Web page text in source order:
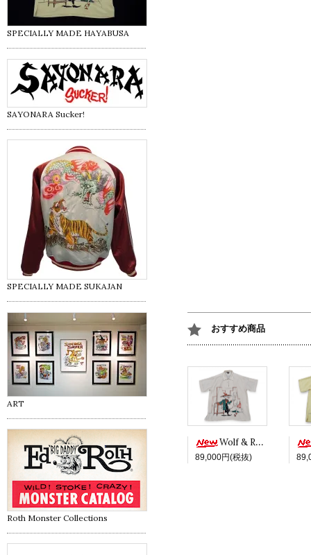
おすすめ商品
Wolf & Red -White ver.-
89,000円(税抜)
SPECIALLY MADE HAYABUSA
SAYONARA Sucker!
SPECIALLY MADE SUKAJAN
ART
Roth Monster Collections